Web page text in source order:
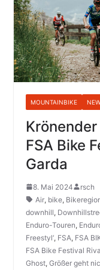
MOUNTAINBIKE
FSA Bike
Garda
8. Mai 2024
rsch
Air, bike,
downhill,
Enduro-Touren,
Freestyl‘, FSA, FSA
FSA Bike Festival
Ghost, Größer geht